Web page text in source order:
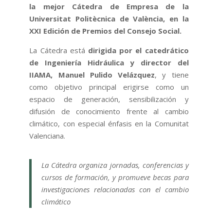
la mejor Cátedra de Empresa de la
Universitat Politècnica de València, en la
XXI Edición de Premios del Consejo Social.
La Cátedra está dirigida por el catedrático
de Ingeniería Hidráulica y director del
IIAMA, Manuel Pulido Velázquez, y tiene
como objetivo principal erigirse como un
espacio de generación, sensibilización y
difusión de conocimiento frente al cambio
climático, con especial énfasis en la Comunitat
Valenciana.
La Cátedra organiza jornadas, conferencias y
cursos de formación, y promueve becas para
investigaciones relacionadas con el cambio
climático